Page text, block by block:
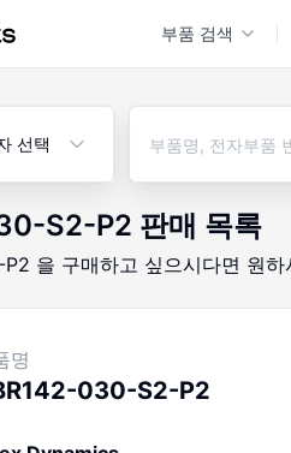
부품 검색
선택
S2-P2 판매 목록
P2 을 구매하고 싶으시다면 원하
명
030-S2-P2